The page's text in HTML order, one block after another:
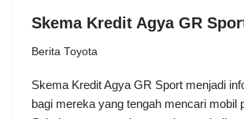
Skema Kredit Agya GR
Berita Toyota
Skema Kredit Agya GR Sport menjadi
bagi mereka yang tengah mencari mobil